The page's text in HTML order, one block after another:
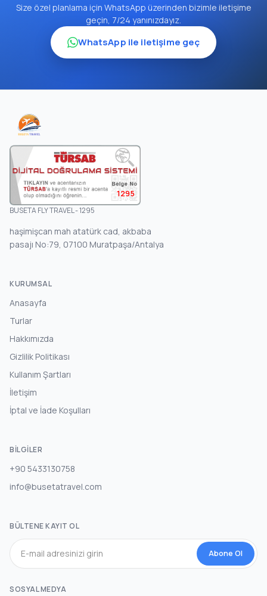
Size özel planlama için WhatsApp üzerinden bizimle iletişime
geçin, 7/24 yanınızdayız.
WhatsApp ile iletişime geç
1295
BUSETA FLY TRAVEL - 1295
haşimişcan mah atatürk cad, akbaba
pasajı No:79, 07100 Muratpaşa/Antalya
KURUMSAL
Anasayfa
Turlar
Hakkımızda
Gizlilik Politikası
Kullanım Şartları
İletişim
İptal ve İade Koşulları
BILGILER
+90 5433130758
info@busetatravel.com
BÜLTENE KAYIT OL
Abone Ol
SOSYAL MEDYA